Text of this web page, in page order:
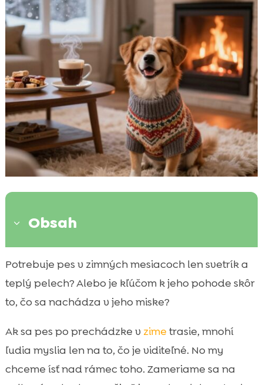
3 Obsah
 Prečo je teplo dôležité pre zdravie a
pohodu psa

Rizikové skupiny: šteňatá, seniori a citlivé
 Ako udržať psíka v teple doma bez
prehriatia
Teplo na prechádzke: oblečenie, labky a
Potrebuje pes v zimných mesiacoch len svetrík a
teplý pelech? Alebo je kľúčom k jeho pohode skôr
to, čo sa nachádza v jeho miske?
Ak sa pes po prechádzke v zime trasie, mnohí
ľudia myslia len na to, čo je viditeľné. No my
chceme ísť nad rámec toho. Zameriame sa na